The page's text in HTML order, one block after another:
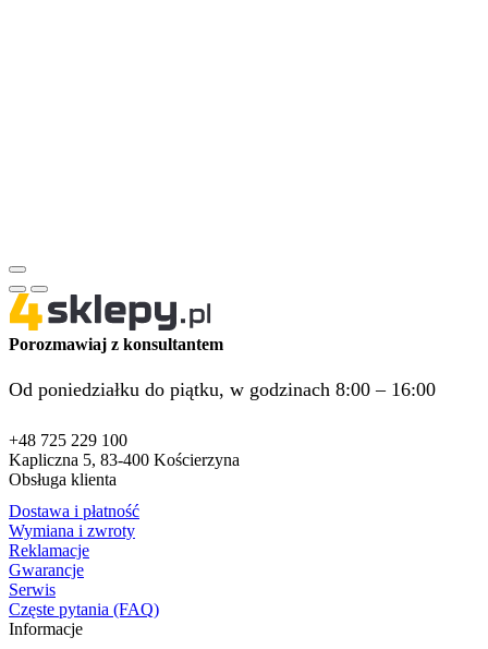
Porozmawiaj z konsultantem
Od poniedziałku do piątku, w godzinach 8:00 – 16:00
+48 725 229 100
Kapliczna 5, 83-400 Kościerzyna
Obsługa klienta
Dostawa i płatność
Wymiana i zwroty
Reklamacje
Gwarancje
Serwis
Częste pytania (FAQ)
Informacje